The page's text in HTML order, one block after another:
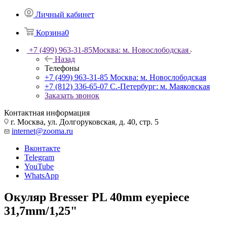
Личный кабинет
Корзина0
+7 (499) 963-31-85Москва: м. Новослободская
Назад
Телефоны
+7 (499) 963-31-85 Москва: м. Новослободская
+7 (812) 336-65-07 С.-Петербург: м. Маяковская
Заказать звонок
Контактная информация
г. Москва, ул. Долгоруковская, д. 40, стр. 5
internet@zooma.ru
Вконтакте
Telegram
YouTube
WhatsApp
Окуляр Bresser PL 40mm eyepiece
31,7mm/1,25"